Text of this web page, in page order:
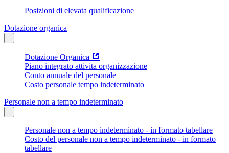
Posizioni di elevata qualificazione
Dotazione organica
Dotazione Organica
Piano integrato attivita organizzazione
Conto annuale del personale
Costo personale tempo indeterminato
Personale non a tempo indeterminato
Personale non a tempo indeterminato - in formato tabellare
Costo del personale non a tempo indeterminato - in formato
tabellare